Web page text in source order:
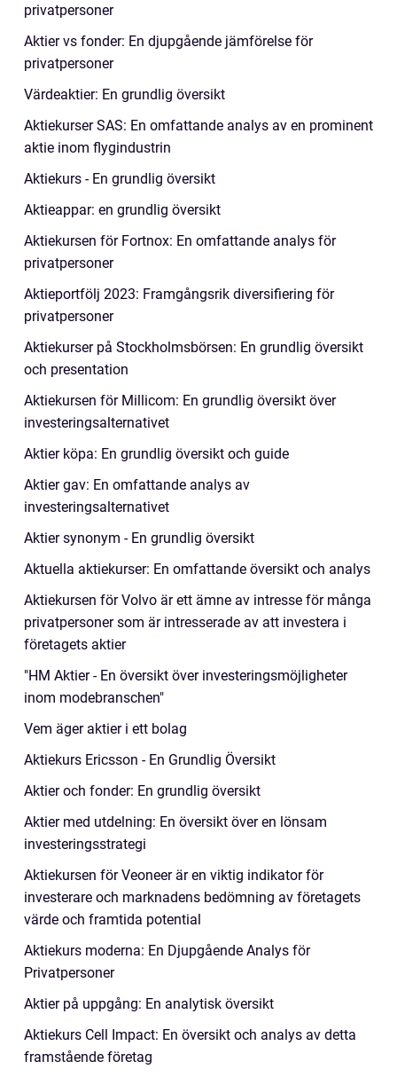
privatpersoner
Aktier vs fonder: En djupgående jämförelse för
privatpersoner
Värdeaktier: En grundlig översikt
Aktiekurser SAS: En omfattande analys av en prominent
aktie inom flygindustrin
Aktiekurs - En grundlig översikt
Aktieappar: en grundlig översikt
Aktiekursen för Fortnox: En omfattande analys för
privatpersoner
Aktieportfölj 2023: Framgångsrik diversifiering för
privatpersoner
Aktiekurser på Stockholmsbörsen: En grundlig översikt
och presentation
Aktiekursen för Millicom: En grundlig översikt över
investeringsalternativet
Aktier köpa: En grundlig översikt och guide
Aktier gav: En omfattande analys av
investeringsalternativet
Aktier synonym - En grundlig översikt
Aktuella aktiekurser: En omfattande översikt och analys
Aktiekursen för Volvo är ett ämne av intresse för många
privatpersoner som är intresserade av att investera i
företagets aktier
"HM Aktier - En översikt över investeringsmöjligheter
inom modebranschen"
Vem äger aktier i ett bolag
Aktiekurs Ericsson - En Grundlig Översikt
Aktier och fonder: En grundlig översikt
Aktier med utdelning: En översikt över en lönsam
investeringsstrategi
Aktiekursen för Veoneer är en viktig indikator för
investerare och marknadens bedömning av företagets
värde och framtida potential
Aktiekurs moderna: En Djupgående Analys för
Privatpersoner
Aktier på uppgång: En analytisk översikt
Aktiekurs Cell Impact: En översikt och analys av detta
framstående företag